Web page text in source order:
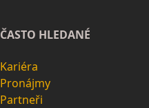
ČASTO HLEDANÉ
Kariéra
Pronájmy
Partneři